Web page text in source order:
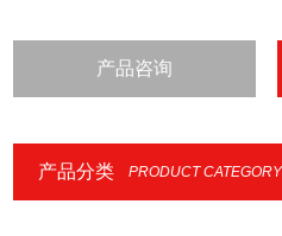
产品咨询
产品分类 PRODUCT CATEGORY